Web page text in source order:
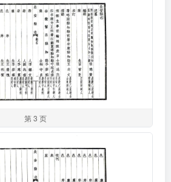
第 3 页